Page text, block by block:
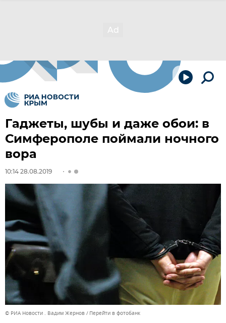
Гаджеты, шубы и даже обои: в
Симферополе поймали ночного
вора
10:14 28.08.2019
© РИА Новости . Вадим Жернов Перейти в фотобанк